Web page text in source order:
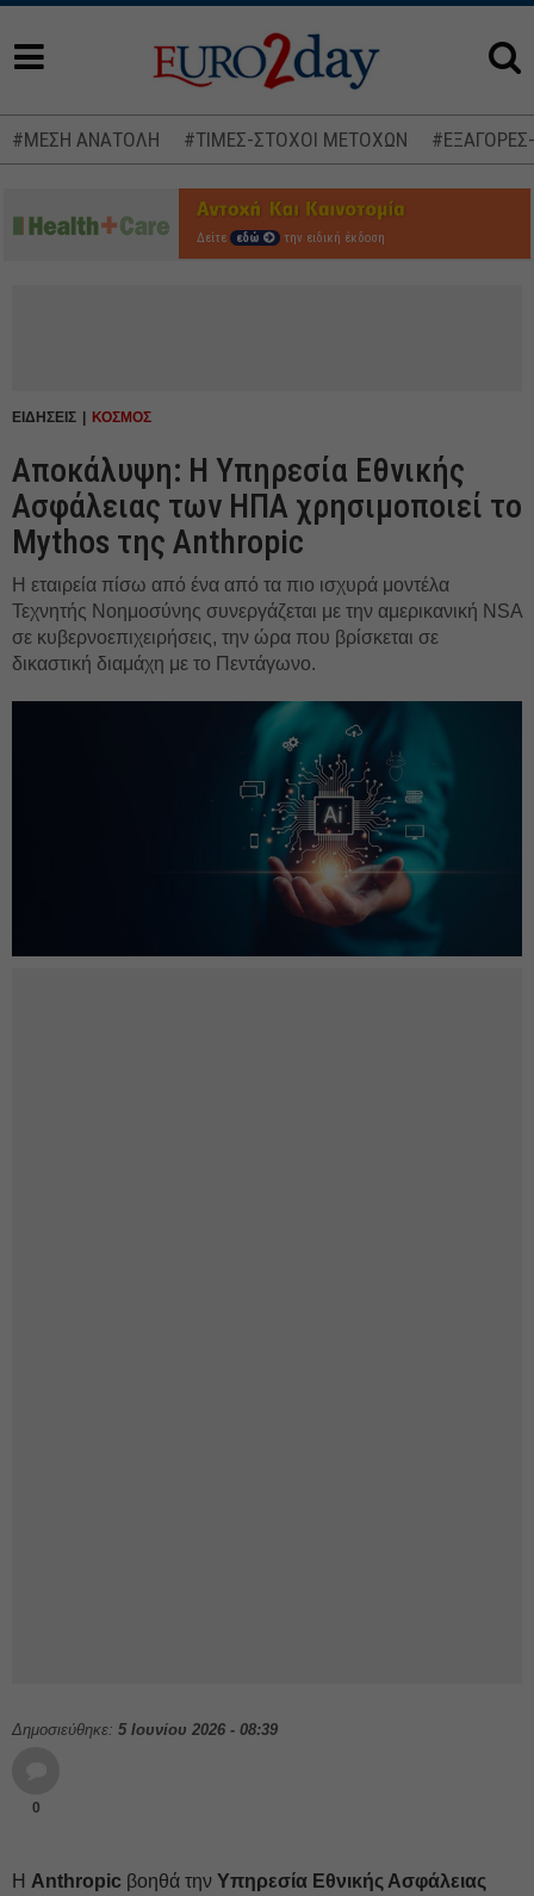
#ΜΕΣΗ ΑΝΑΤΟΛΗ #ΤΙΜΕΣ-ΣΤΟΧΟΙ ΜΕΤΟΧΩΝ
Δείτε εδώ την ειδική έκδοση
ΕΙΔΗΣΕΙΣ ΚΟΣΜΟΣ
Αποκάλυψη: Η Υπηρεσία Εθνικής
Ασφάλειας των ΗΠΑ χρησιμοποιεί το
Mythos της Anthropic
Η εταιρεία πίσω από ένα από τα πιο ισχυρά μοντέλα
Τεχνητής Νοημοσύνης συνεργάζεται με την αμερικανική NSA
σε κυβερνοεπιχειρήσεις, την ώρα που βρίσκεται σε
δικαστική διαμάχη με το Πεντάγωνο.
Δημοσιεύθηκε: 5 Ιουνίου 2026 - 08:39
0
Η Anthropic βοηθά την Υπηρεσία Εθνικής Ασφάλειας